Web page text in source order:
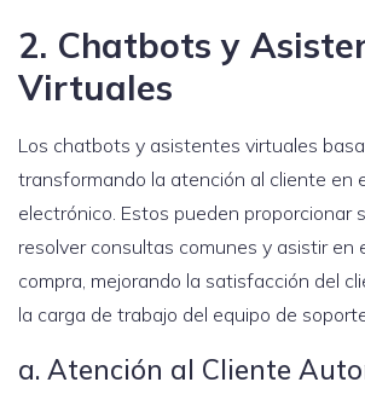
2. Chatbots y
Virtuales
Los chatbots y asistentes virtuales
transformando la atención al cliente en
electrónico. Estos pueden proporcionar
resolver consultas comunes y asistir en
compra, mejorando la satisfacción del
la carga de trabajo del equipo de
a. Atención al Cliente